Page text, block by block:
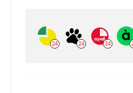
24 24 24